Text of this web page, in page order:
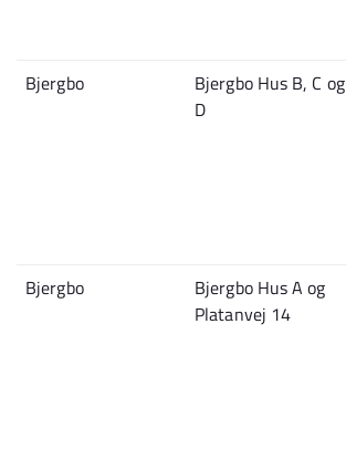
Bjergbo
Bjergbo Hus B, C og
D
Bjergbo
Bjergbo Hus A og
Platanvej 14